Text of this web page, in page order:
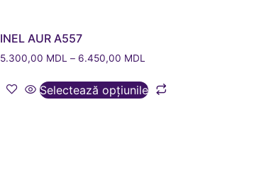
INEL AUR A557
5.300,00 MDL – 6.450,00 MDL
Selectează opțiunile